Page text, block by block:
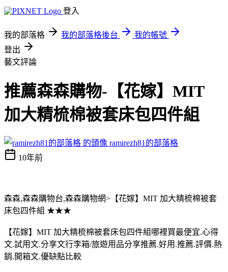
登入
我的部落格 我的部落格後台
我的帳號
登出
藝文評論
推薦森森購物-【花嫁】MIT
加大精梳棉被套床包四件組
ramirezh81的部落格
10年前
森森,森森購物台,森森購物網>【花嫁】MIT 加大精梳棉被套
床包四件組 ★★★
【花嫁】MIT 加大精梳棉被套床包四件組哪裡買最便宜.心得
文.試用文.分享文行李箱/旅遊用品分享推薦.好用.推薦.評價.熱
銷.開箱文.優缺點比較